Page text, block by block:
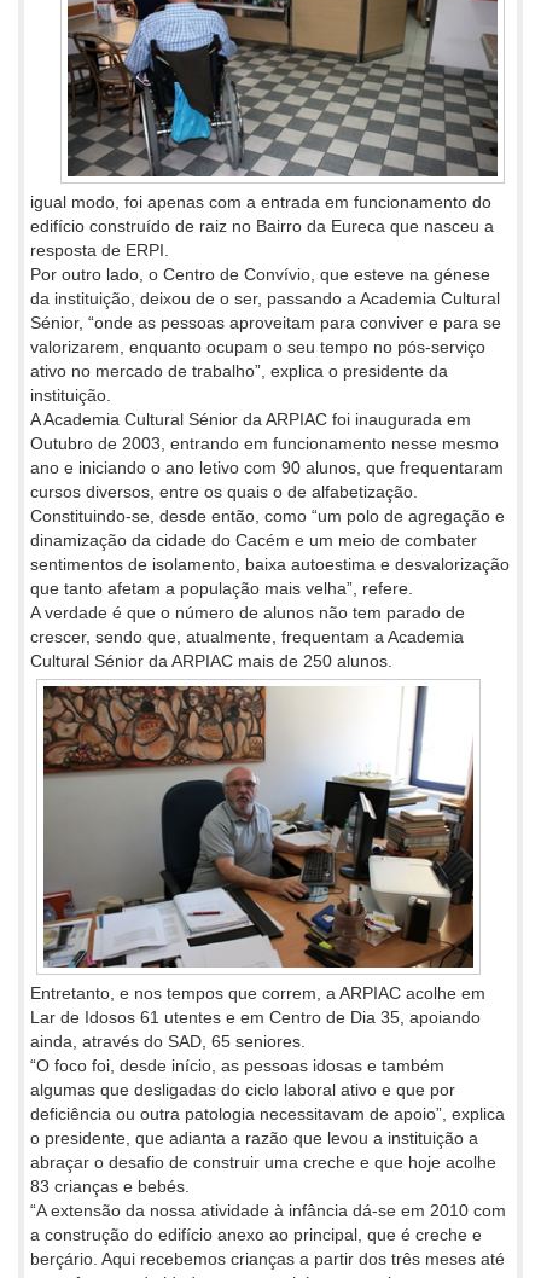
igual modo, foi apenas com a entrada em funcionamento do
edifício construído de raiz no Bairro da Eureca que nasceu a
resposta de ERPI.
Por outro lado, o Centro de Convívio, que esteve na génese
da instituição, deixou de o ser, passando a Academia Cultural
Sénior, “onde as pessoas aproveitam para conviver e para se
valorizarem, enquanto ocupam o seu tempo no pós-serviço
ativo no mercado de trabalho”, explica o presidente da
instituição.
A Academia Cultural Sénior da ARPIAC foi inaugurada em
Outubro de 2003, entrando em funcionamento nesse mesmo
ano e iniciando o ano letivo com 90 alunos, que frequentaram
cursos diversos, entre os quais o de alfabetização.
Constituindo-se, desde então, como “um polo de agregação e
dinamização da cidade do Cacém e um meio de combater
sentimentos de isolamento, baixa autoestima e desvalorização
que tanto afetam a população mais velha”, refere.
A verdade é que o número de alunos não tem parado de
crescer, sendo que, atualmente, frequentam a Academia
Cultural Sénior da ARPIAC mais de 250 alunos.
Entretanto, e nos tempos que correm, a ARPIAC acolhe em
Lar de Idosos 61 utentes e em Centro de Dia 35, apoiando
ainda, através do SAD, 65 seniores.
“O foco foi, desde início, as pessoas idosas e também
algumas que desligadas do ciclo laboral ativo e que por
deficiência ou outra patologia necessitavam de apoio”, explica
o presidente, que adianta a razão que levou a instituição a
abraçar o desafio de construir uma creche e que hoje acolhe
83 crianças e bebés.
“A extensão da nossa atividade à infância dá-se em 2010 com
a construção do edifício anexo ao principal, que é creche e
berçário. Aqui recebemos crianças a partir dos três meses até